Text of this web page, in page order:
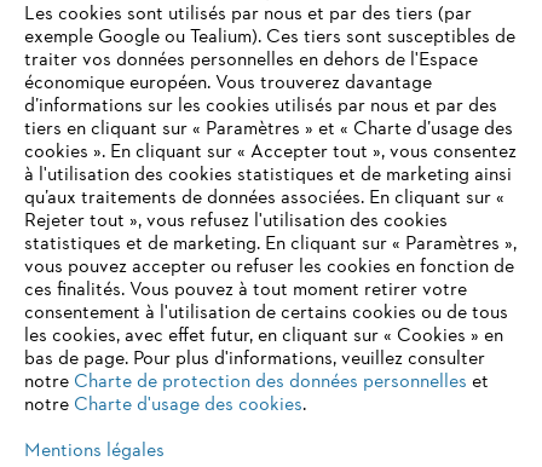
Les cookies sont utilisés par nous et par des tiers (par
exemple Google ou Tealium). Ces tiers sont susceptibles de
traiter vos données personnelles en dehors de l'Espace
économique européen. Vous trouverez davantage
d’informations sur les cookies utilisés par nous et par des
tiers en cliquant sur « Paramètres » et « Charte d’usage des
cookies ». En cliquant sur « Accepter tout », vous consentez
à l'utilisation des cookies statistiques et de marketing ainsi
qu’aux traitements de données associées. En cliquant sur «
Rejeter tout », vous refusez l'utilisation des cookies
statistiques et de marketing. En cliquant sur « Paramètres »,
vous pouvez accepter ou refuser les cookies en fonction de
ces finalités. Vous pouvez à tout moment retirer votre
consentement à l'utilisation de certains cookies ou de tous
les cookies, avec effet futur, en cliquant sur « Cookies » en
bas de page. Pour plus d'informations, veuillez consulter
notre Charte de protection des données personnelles et
notre Charte d'usage des cookies.
Mentions légales